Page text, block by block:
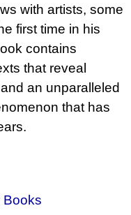
with artists, some
first time in his
contains
that reveal
an unparalleled
that has
Books